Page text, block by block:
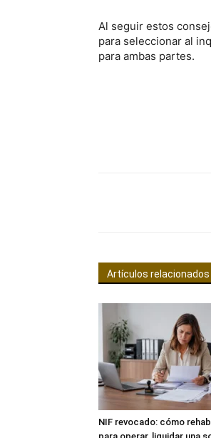
Al seguir estos
para seleccionar al
para ambas partes.
Artículos relacionados
NIF revocado: cómo